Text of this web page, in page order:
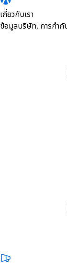
เกี่ยวกับเรา
ข้อมูลบริษัท, การกำ